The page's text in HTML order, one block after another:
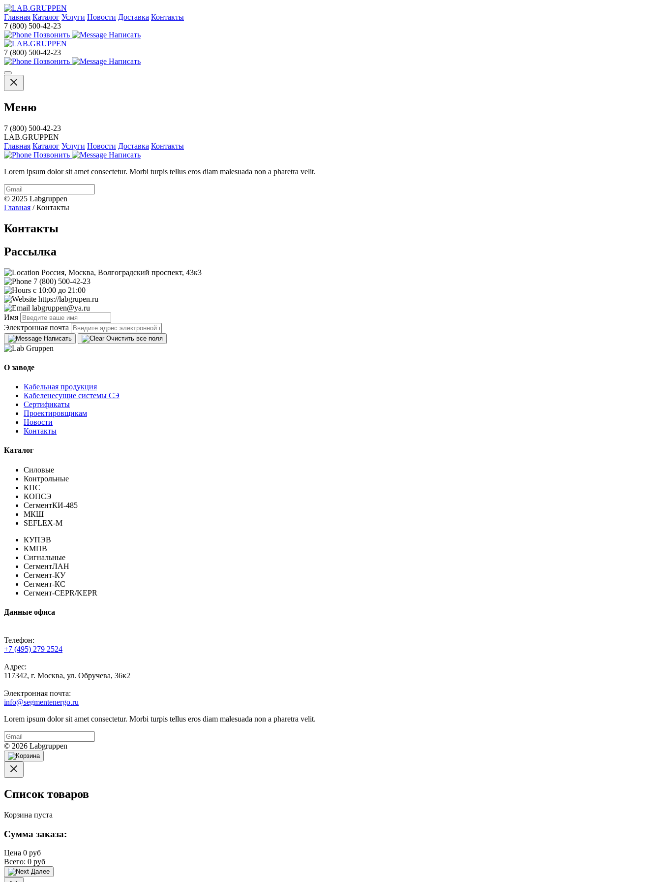
Главная Каталог Услуги Новости Доставка Контакты
7 (800) 500-42-23
Позвонить
Написать
7 (800) 500-42-23
Позвонить
Написать
Меню
7 (800) 500-42-23
LAB.GRUPPEN
Главная Каталог Услуги Новости Доставка Контакты
Позвонить
Написать
Lorem ipsum dolor sit amet consectetur. Morbi turpis tellus eros diam malesuada non a pharetra velit.
© 2025 Labgruppen
Главная / Контакты
Контакты
Рассылка
Россия, Москва, Волгоградский проспект, 43к3
7 (800) 500-42-23
с 10:00 до 21:00
https://labgrupen.ru
labgruppen@ya.ru
Имя
Электронная почта
Написать Очистить все поля
О заводе
Кабельная продукция
Кабеленесущие системы СЭ
Сертификаты
Проектировщикам
Новости
Контакты
Каталог
Силовые
Контрольные
КПС
КОПСЭ
СегментКИ-485
МКШ
SEFLEX-M
КУПЭВ
КМПВ
Сигнальные
СегментЛАН
Сегмент-КУ
Сегмент-КС
Сегмент-CEPR/KEPR
Данные офиса
Телефон:
+7 (495) 279 2524
Адрес:
117342, г. Москва, ул. Обручева, 36к2
Электронная почта:
info@segmentenergo.ru
Lorem ipsum dolor sit amet consectetur. Morbi turpis tellus eros diam malesuada non a pharetra velit.
© 2026 Labgruppen
Список товаров
Корзина пуста
Сумма заказа:
Цена 0 руб
Всего: 0 руб
Далее